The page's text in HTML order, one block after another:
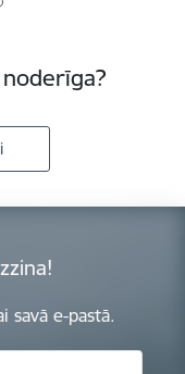
savā e-pastā.